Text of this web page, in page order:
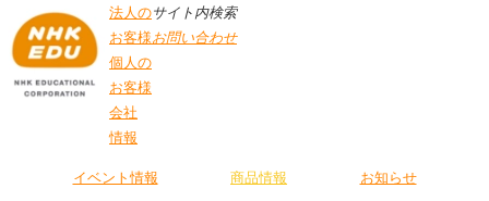
法人の
お客様
個人の
お客様
会社
情報
サイト内検索
お問い合わせ
イベント情報 商品情報 お知らせ